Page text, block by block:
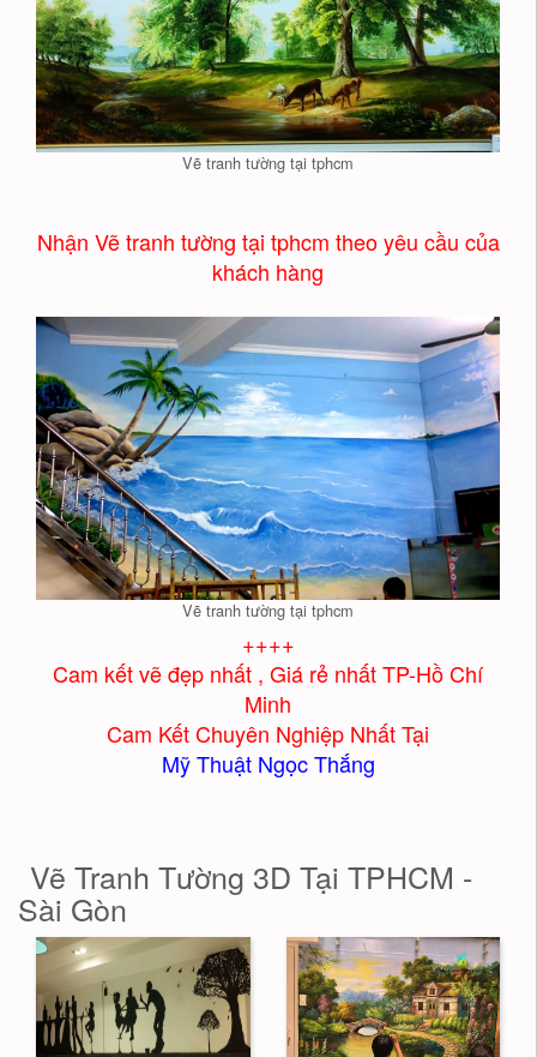
Vẽ tranh tường tại tphcm
Nhận Vẽ tranh tường tại tphcm theo yêu cầu của
khách hàng
Vẽ tranh tường tại tphcm
++++
Cam kết vẽ đẹp nhất , Giá rẻ nhất TP-Hồ Chí
Minh
Cam Kết Chuyên Nghiệp Nhất Tại
Mỹ Thuật Ngọc Thắng
Vẽ Tranh Tường 3D Tại TPHCM -
Sài Gòn